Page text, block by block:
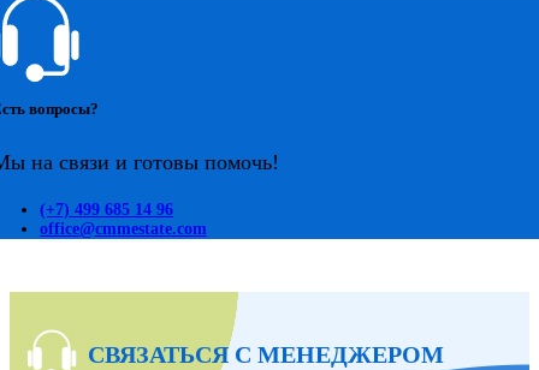
вопросы?
на связи и готовы помочь!
(+7) 499 685 14 96
office@cmmestate.com
СВЯЗАТЬСЯ С МЕНЕДЖЕРОМ